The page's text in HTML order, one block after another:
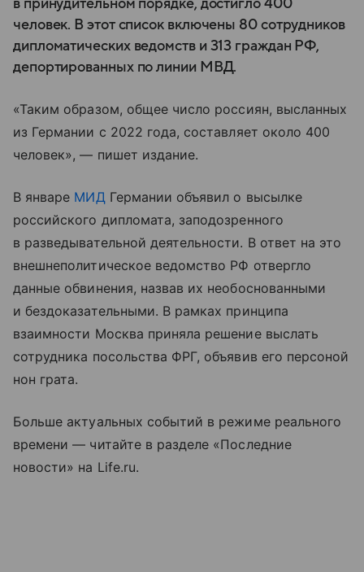
в принудительном порядке, достигло 400
человек. В этот список включены 80 сотрудников
дипломатических ведомств и 313 граждан РФ,
депортированных по линии МВД.
«Таким образом, общее число россиян, высланных
из Германии с 2022 года, составляет около 400
человек», — пишет издание.
В январе МИДГермании объявил о высылке
российского дипломата, заподозренного
в разведывательной деятельности. В ответ на это
внешнеполитическое ведомство РФ отвергло
данные обвинения, назвав их необоснованными
и бездоказательными. В рамках принципа
взаимности Москва приняла решение выслать
сотрудника посольства ФРГ, объявив его персоной
нон грата.
Больше актуальных событий в режиме реального
времени — читайте в разделе «Последние
новости» на Life.ru.